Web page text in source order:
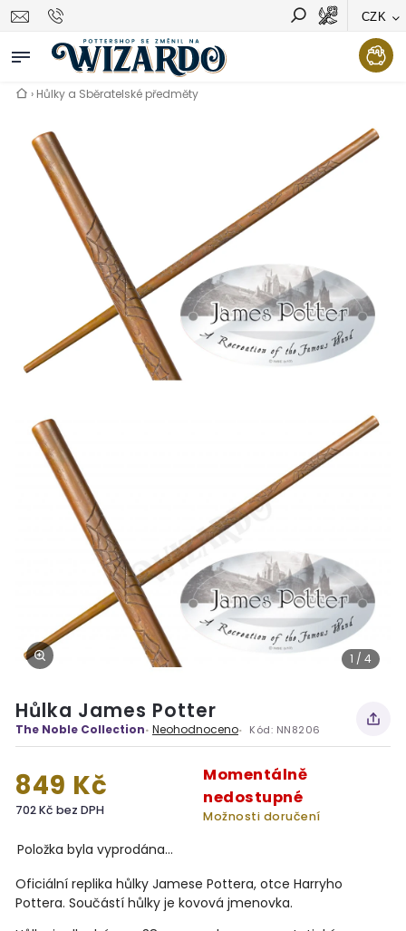
CZK
Vyhledávání Hledat
› Hůlky a Sběratelské předměty
1 / 4
Hůlka James Potter
The Noble Collection Neohodnoceno Kód: NN8206
849 Kč
702 Kč bez DPH
Momentálně
nedostupné
Možnosti doručení
Položka byla vyprodána…
Oficiální replika hůlky Jamese Pottera, otce Harryho
Pottera. Součástí hůlky je kovová jmenovka.